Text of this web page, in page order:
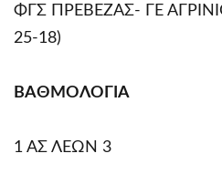
ΦΓΣ ΠΡΕΒΕΖΑΣ- ΓΕ
25-18)
ΒΑΘΜΟΛΟΓΙΑ
1 ΑΣ ΛΕΩΝ 3